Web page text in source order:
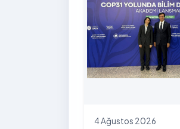
4 Ağustos 2026